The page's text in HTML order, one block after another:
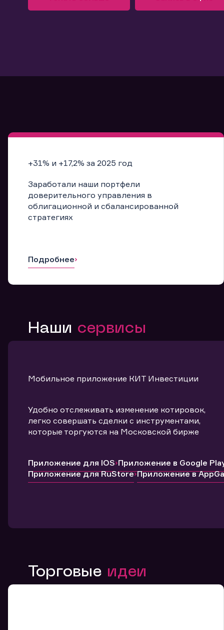
+31% и +17,2% за 2025 год
Заработали наши портфели
доверительного управления в
облигационной и сбалансированной
стратегиях
Подробнее
Наши сервисы
Мобильное приложение КИТ Инвестиции
Удобно отслеживать изменение котировок,
легко совершать сделки с инструментами,
которые торгуются на Московской бирже
Приложение для IOS Приложение в Google
Приложение для RuStore Приложение в
Торговые идеи